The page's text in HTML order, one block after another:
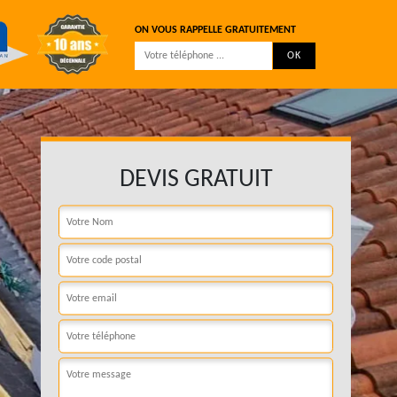
ON VOUS RAPPELLE GRATUITEMENT
DEVIS GRATUIT